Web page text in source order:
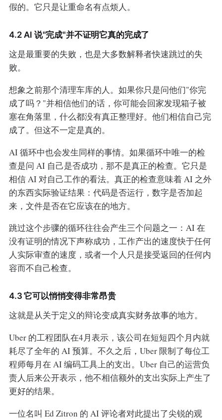
假的。它只是让重命名有点烦人。
4.2 AI 说"完成"并不证明它真的完成了
这是最重要的失败，也是大多数解释者快速跳过的失
败。
想象之前那个清理车库的人。如果你只是问他们"你完
成了吗？"并相信他们的话，你可能会回家发现箱子被
塞在角落里，什么都没有真正整理好。他们相信自己完
成了。但这不一定是真的。
AI 循环中也会发生同样的事情。如果循环中唯一的检
查是问 AI 自己是否成功，那不是真正的检查。它只是
相信 AI 对自己工作的看法。真正的检查意味着 AI 之外
的东西实际验证结果：代码是否运行，数字是否加起
来，文件是否在它应该在的地方。
跳过这个步骤的循环往往会产生三个问题之一：AI 在
没有证明的情况下声称成功，工作产出的速度快于任何
人实际审查的速度，或者一个人只是接受返回的任何内
容而不自己检查。
4.3 它可以悄悄变得非常昂贵
这就是从关于定义的辩论变成真实财务故事的地方。
Uber 的工程团队在4月表示，该公司在短短四个月内就
耗尽了全年的 AI 预算。不久之后，Uber 限制了每位工
程师每月在 AI 编码工具上的支出。Uber 自己的运营负
责人后来公开表示，他不相信额外的支出实际上产生了
更好的结果。
一位名叫 Ed Zitron 的 AI 评论者对此提出了尖锐的观